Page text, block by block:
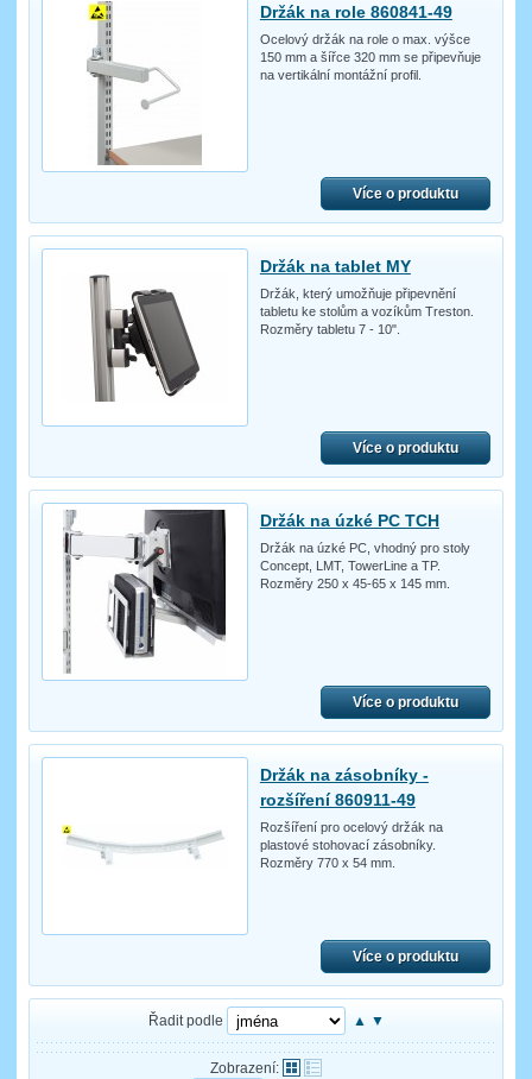
Držák na role 860841-49
Ocelový držák na role o max. výšce
150 mm a šířce 320 mm se připevňuje
na vertikální montážní profil.
Více o produktu
Držák na tablet MY
Držák, který umožňuje připevnění
tabletu ke stolům a vozíkům Treston.
Rozměry tabletu 7 - 10".
Více o produktu
Držák na úzké PC TCH
Držák na úzké PC, vhodný pro stoly
Concept, LMT, TowerLine a TP.
Rozměry 250 x 45-65 x 145 mm.
Více o produktu
Držák na zásobníky -
rozšíření 860911-49
Rozšíření pro ocelový držák na
plastové stohovací zásobníky.
Rozměry 770 x 54 mm.
Více o produktu
Řadit podle ▲ ▼
Zobrazení: